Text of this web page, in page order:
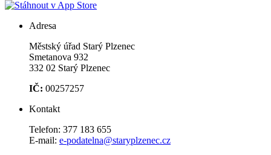
Adresa
Městský úřad Starý Plzenec
Smetanova 932
332 02 Starý Plzenec
IČ: 00257257
Kontakt
Telefon: 377 183 655
E-mail: e-podatelna@staryplzenec.cz